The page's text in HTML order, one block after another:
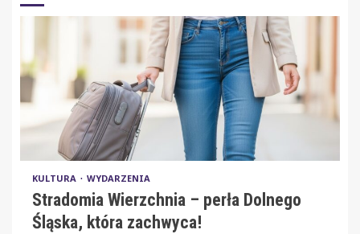
KULTURA WYDARZENIA
Stradomia Wierzchnia – perła Dolnego
Śląska, która zachwyca!